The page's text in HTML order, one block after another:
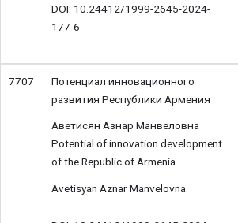
DOI: 10.24412/1999-2645-2024-
177-6
7707
Потенциал инновационного
развития Республики Армения
Аветисян Азнар Манвеловна
Potential of innovation development
of the Republic of Armenia
Avetisyan Aznar Manvelovna